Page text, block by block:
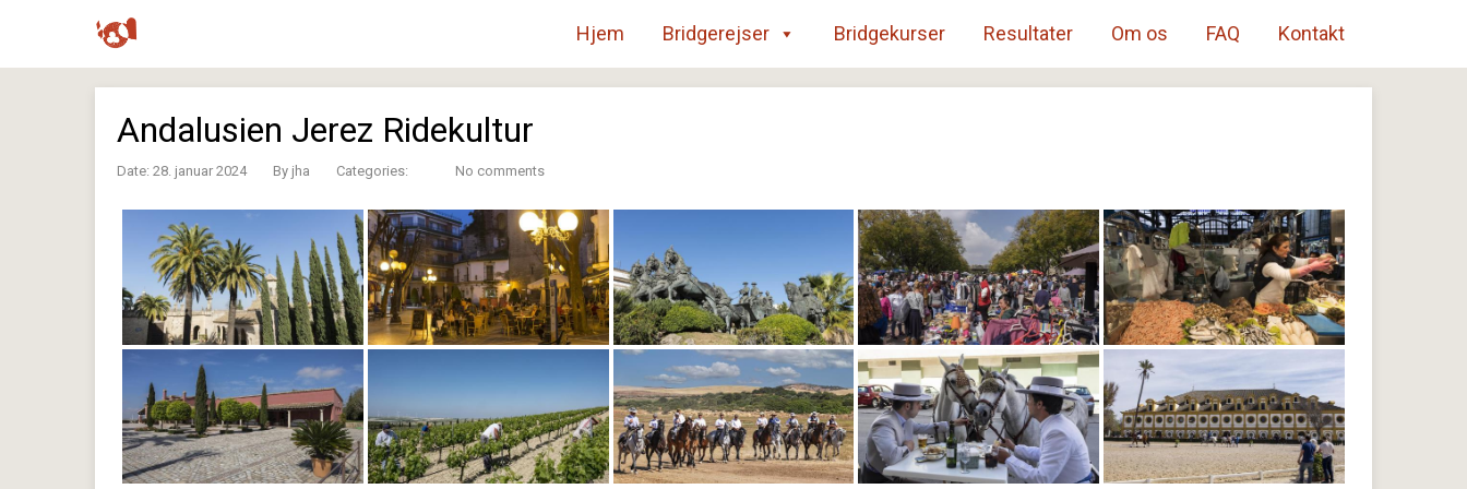
Hjem Bridgerejser Bridgekurser Resultater Om os FAQ Kontakt
Andalusien Jerez Ridekultur
Date: 28. januar 2024 By jha Categories: No comments